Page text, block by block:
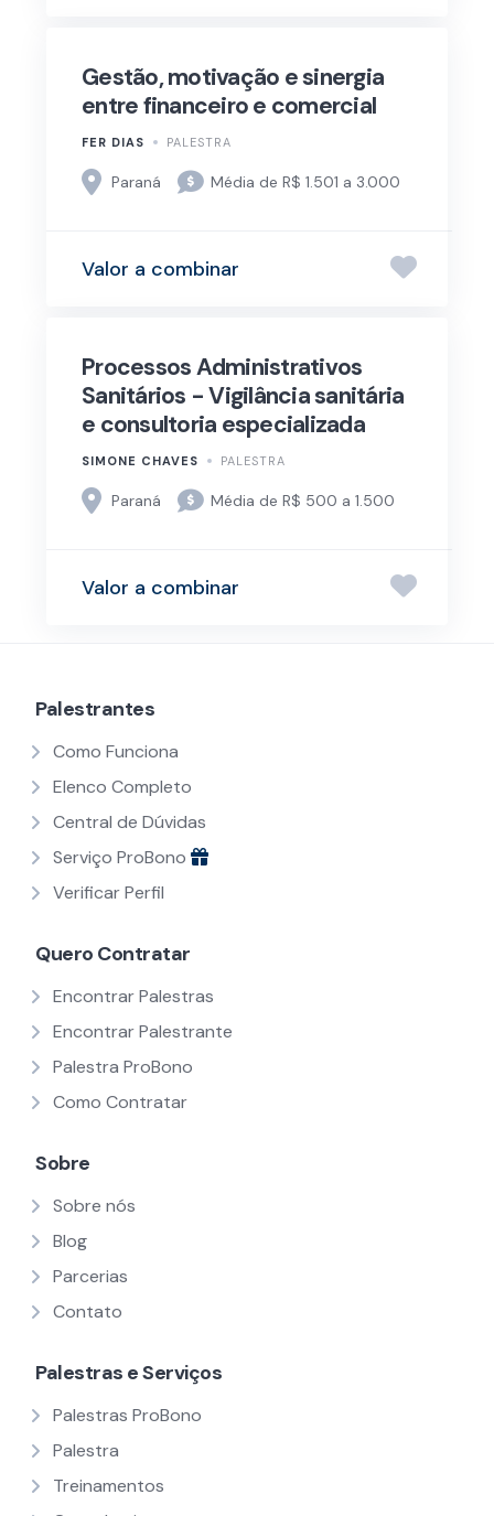
Gestão, motivação e sinergia
entre financeiro e comercial
FER DIAS PALESTRA
Paraná Média de R$ 1.501 a 3.000
Valor a combinar
Processos Administrativos
Sanitários - Vigilância sanitária
e consultoria especializada
SIMONE CHAVES PALESTRA
Paraná Média de R$ 500 a 1.500
Valor a combinar
Palestrantes
Como Funciona
Elenco Completo
Central de Dúvidas
Serviço ProBono
Verificar Perfil
Quero Contratar
Encontrar Palestras
Encontrar Palestrante
Palestra ProBono
Como Contratar
Sobre
Sobre nós
Blog
Parcerias
Contato
Palestras e Serviços
Palestras ProBono
Palestra
Treinamentos